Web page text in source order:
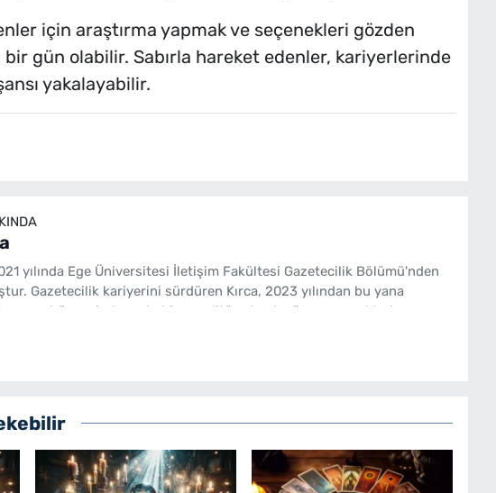
için araştırma yapmak ve seçenekleri gözden
gün olabilir. Sabırla hareket edenler, kariyerlerinde
yakalayabilir.
yılında Ege Üniversitesi İletişim Fakültesi Gazetecilik Bölümü'nden
Gazetecilik kariyerini sürdüren Kırca, 2023 yılından bu yana
bünyesinde muhabir ve editör olarak görev yapmaktadır.